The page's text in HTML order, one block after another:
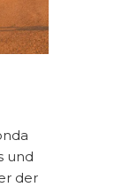
und
der